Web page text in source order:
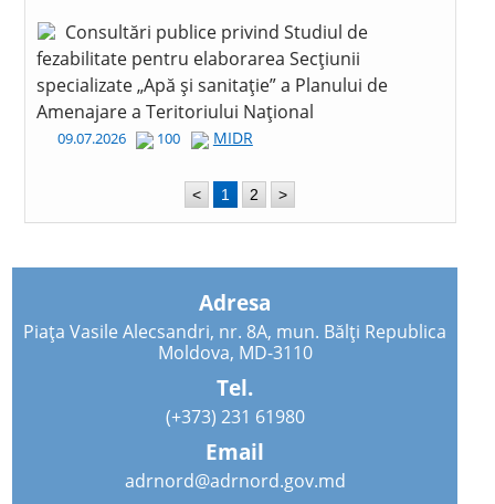
Consultări publice privind Studiul de
fezabilitate pentru elaborarea Secțiunii
specializate „Apă și sanitație” a Planului de
Amenajare a Teritoriului Național
09.07.2026 100 MIDR
< 1 2 >
Adresa
Piața Vasile Alecsandri, nr. 8A, mun. Bălți Republica
Moldova, MD-3110
Tel.
(+373) 231 61980
Email
adrnord@adrnord.gov.md